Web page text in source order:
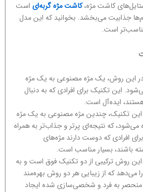
کاشت مژه،کاشت مژه گربه‌ای است
جذابیت می‌بخشد. بخوانید که این مدل
است.
این روش، یک مژه مصنوعی به یک مژه
این تکنیک برای افرادی که به دنبال
ایده‌آل است.
تکنیک، چندین مژه مصنوعی به یک مژه
که نتیجه‌ای پرتر و جذاب‌تر به همراه
افرادی که دوست دارند مژه‌های
باشند، بسیار مناسب است.
روش ترکیبی از دو تکنیک فوق است و به
می‌دهد که از زیبایی هر دو روش بهره‌مند
به فرد و شخصی‌سازی شده ایجاد